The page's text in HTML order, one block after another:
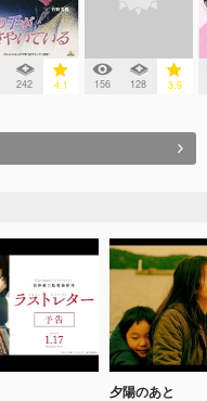
242 4.1 156 128 3.9
夕陽のあと